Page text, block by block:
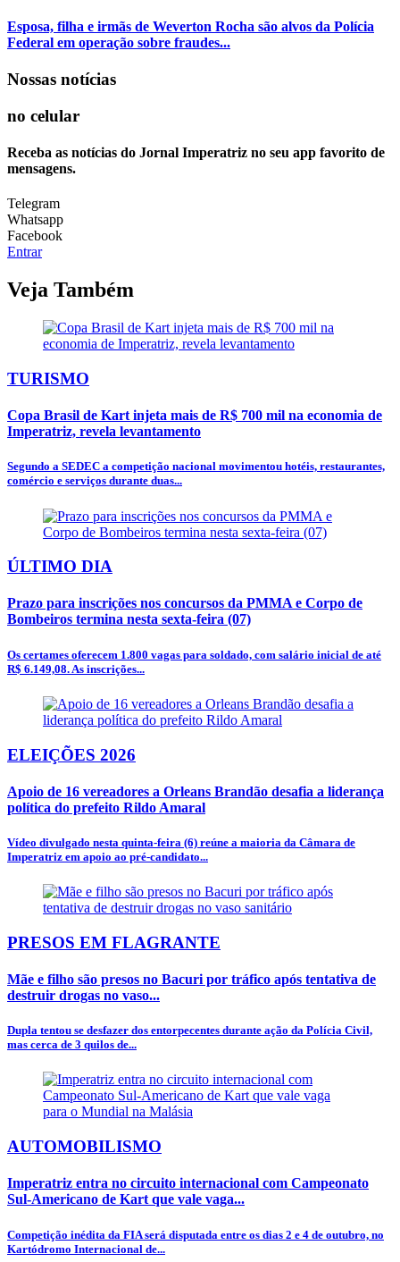
Esposa, filha e irmãs de Weverton Rocha são alvos da Polícia
Federal em operação sobre fraudes...
Nossas notícias
no celular
Receba as notícias do Jornal Imperatriz no seu app favorito de
mensagens.
Telegram
Whatsapp
Facebook
Entrar
Veja Também
TURISMO
Copa Brasil de Kart injeta mais de R$ 700 mil na economia de
Imperatriz, revela levantamento
Segundo a SEDEC a competição nacional movimentou hotéis, restaurantes,
comércio e serviços durante duas...
ÚLTIMO DIA
Prazo para inscrições nos concursos da PMMA e Corpo de
Bombeiros termina nesta sexta-feira (07)
Os certames oferecem 1.800 vagas para soldado, com salário inicial de até
R$ 6.149,08. As inscrições...
ELEIÇÕES 2026
Apoio de 16 vereadores a Orleans Brandão desafia a liderança
política do prefeito Rildo Amaral
Vídeo divulgado nesta quinta-feira (6) reúne a maioria da Câmara de
Imperatriz em apoio ao pré-candidato...
PRESOS EM FLAGRANTE
Mãe e filho são presos no Bacuri por tráfico após tentativa de
destruir drogas no vaso...
Dupla tentou se desfazer dos entorpecentes durante ação da Polícia Civil,
mas cerca de 3 quilos de...
AUTOMOBILISMO
Imperatriz entra no circuito internacional com Campeonato
Sul-Americano de Kart que vale vaga...
Competição inédita da FIA será disputada entre os dias 2 e 4 de outubro, no
Kartódromo Internacional de...